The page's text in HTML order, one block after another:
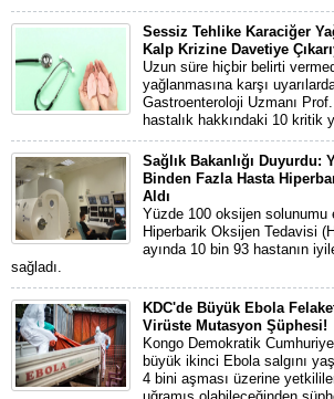
Sessiz Tehlike Karaciğer
Kalp Krizine Davetiye
Uzun süre hiçbir belirti
yağlanmasına karşı
Gastroenteroloji Uzmanı Prof.
hastalık hakkındaki 10 kritik
Sağlık Bakanlığı Duyurdu:
Binden Fazla Hasta
Aldı
Yüzde 100 oksijen solunumu
Hiperbarik Oksijen Tedavisi
ayında 10 bin 93 hastanın
sağladı.
KDC'de Büyük Ebola
Virüste Mutasyon Şüphesi!
Kongo Demokratik
büyük ikinci Ebola salgını
4 bini aşması üzerine